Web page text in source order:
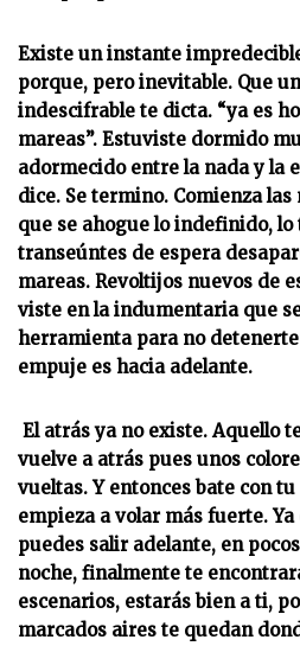
Existe un instante
porque, pero inevitable. Que
indescifrable te dicta. “ya es
mareas”. Estuviste dormido
adormecido entre la nada y la
dice. Se termino. Comienza
que se ahogue lo indefinido,
transeúntes de espera
mareas. Revoltijos nuevos de
viste en la indumentaria que
herramienta para no
empuje es hacia adelante.
El atrás ya no existe. Aquello
vuelve a atrás pues unos
vueltas. Y entonces bate con
empieza a volar más fuerte.
puedes salir adelante, en
noche, finalmente te
escenarios, estarás bien a ti,
marcados aires te quedan